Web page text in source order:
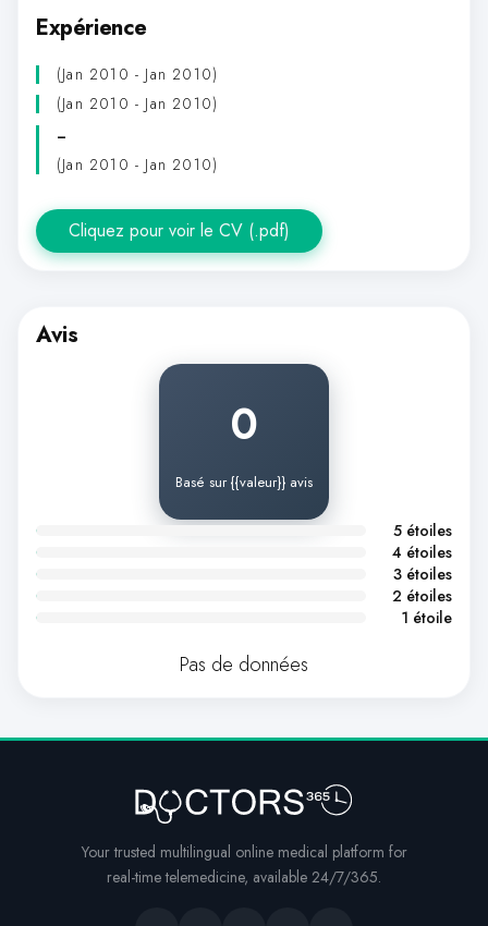
Expérience
(Jan 2010 - Jan 2010)
(Jan 2010 - Jan 2010)
-
(Jan 2010 - Jan 2010)
Cliquez pour voir le CV (.pdf)
Avis
0
Basé sur {{valeur}} avis
5 étoiles
4 étoiles
3 étoiles
2 étoiles
1 étoile
Pas de données
Your trusted multilingual online medical platform for
real-time telemedicine, available 24/7/365.